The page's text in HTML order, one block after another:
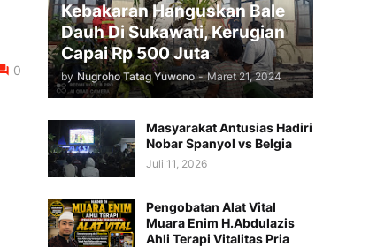
0
Kebakaran Hanguskan Bale
Dauh Di Sukawati, Kerugian
Capai Rp 500 Juta
by Nugroho Tatag Yuwono - Maret 21, 2024
Masyarakat Antusias Hadiri
Nobar Spanyol vs Belgia
Juli 11, 2026
Pengobatan Alat Vital
Muara Enim H.Abdulazis
Ahli Terapi Vitalitas Pria